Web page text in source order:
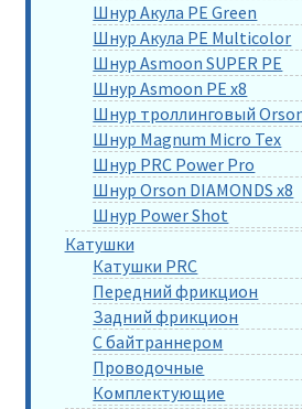
Шнур Акула PE Green
Шнур Акула PE Multicolor
Шнур Asmoon SUPER PE
Шнур Asmoon PE x8
Шнур троллинговый
Шнур Magnum Micro Tex
Шнур PRC Power Pro
Шнур Orson DIAMONDS x8
Шнур Power Shot
Катушки
Катушки PRC
Передний фрикцион
Задний фрикцион
С байтраннером
Проводочные
Комплектующие